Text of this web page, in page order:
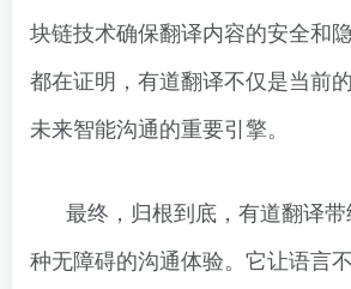
块链技术确保翻译内容的安全和
都在证明，有道翻译不仅是当前
未来智能沟通的重要引擎。
最终，归根到底，有道翻译
种无障碍的沟通体验。它让语言